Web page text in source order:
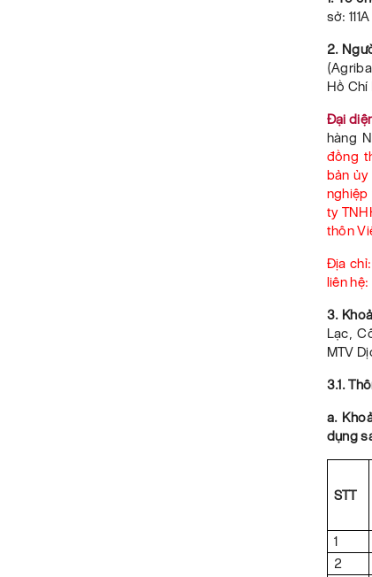
sở:
2.
Hồ Chí
Đại
hàng
đồng
bản
nghiệp
ty
thôn
Địa
liên
3.
Lạc,
MTV
3.1.
a.
dụng
STT
1
2